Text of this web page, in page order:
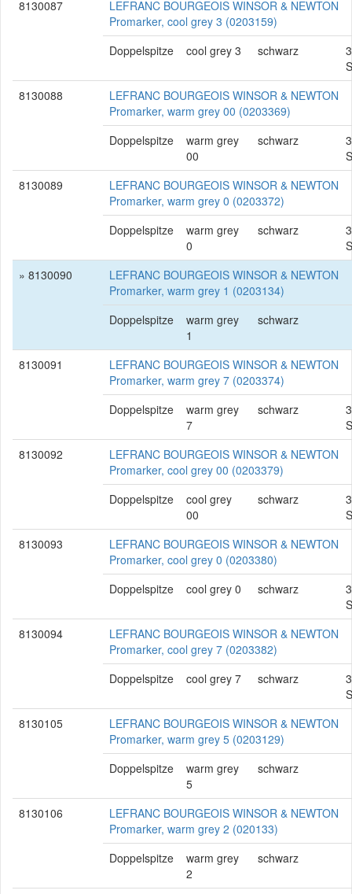
8130087
LEFRANC BOURGEOIS WINSOR & NEWTON
Promarker, cool grey 3 (0203159)
Doppelspitze
cool grey 3 schwarz
3
8130088
LEFRANC BOURGEOIS WINSOR & NEWTON
Promarker, warm grey 00 (0203369)
Doppelspitze
warm grey
00
schwarz
3
8130089
LEFRANC BOURGEOIS WINSOR & NEWTON
Promarker, warm grey 0 (0203372)
Doppelspitze
warm grey
0
schwarz
3
» 8130090
LEFRANC BOURGEOIS WINSOR & NEWTON
Promarker, warm grey 1 (0203134)
Doppelspitze
warm grey
1
schwarz
8130091
LEFRANC BOURGEOIS WINSOR & NEWTON
Promarker, warm grey 7 (0203374)
Doppelspitze
warm grey
7
schwarz
3
8130092
LEFRANC BOURGEOIS WINSOR & NEWTON
Promarker, cool grey 00 (0203379)
Doppelspitze
cool grey
00
schwarz
3
8130093
LEFRANC BOURGEOIS WINSOR & NEWTON
Promarker, cool grey 0 (0203380)
Doppelspitze
cool grey 0 schwarz
3
8130094
LEFRANC BOURGEOIS WINSOR & NEWTON
Promarker, cool grey 7 (0203382)
Doppelspitze
cool grey 7 schwarz
3
8130105
LEFRANC BOURGEOIS WINSOR & NEWTON
Promarker, warm grey 5 (0203129)
Doppelspitze
warm grey
5
schwarz
8130106
LEFRANC BOURGEOIS WINSOR & NEWTON
Promarker, warm grey 2 (020133)
Doppelspitze
warm grey
2
schwarz